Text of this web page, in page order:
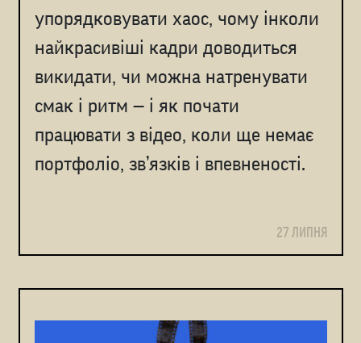
упорядковувати хаос, чому інколи
найкрасивіші кадри доводиться
викидати, чи можна натренувати
смак і ритм — і як почати
працювати з відео, коли ще немає
портфоліо, зв’язків і впевненості.
27 ЛИПНЯ